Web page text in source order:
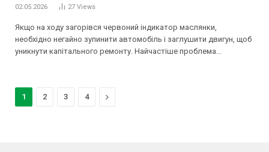
02.05.2026 27 Views
Якщо на ходу загорівся червоний індикатор маслянки,
необхідно негайно зупинити автомобіль і заглушити двигун, щоб
уникнути капітального ремонту. Найчастіше проблема…
1 2 3 4 Next